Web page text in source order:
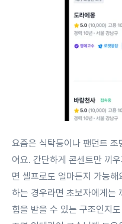
요즘은 식탁등이나 팬던트
어요. 간단하게 콘센트만 끼
면 셀프로도 얼마든지 가능
하는 경우라면 초보자에게는
힘을 받을 수 있는 구조인지